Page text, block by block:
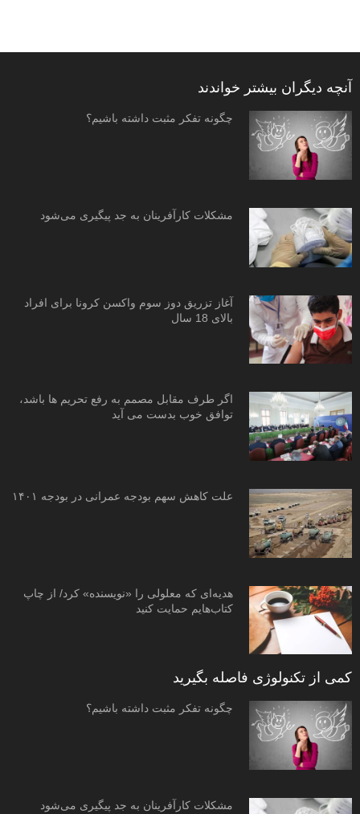
آنچه دیگران بیشتر خواندند
چگونه تفکر مثبت داشته باشیم؟
مشکلات کارآفرینان به جد پیگیری می‌شود
آغاز تزریق دوز سوم واکسن کرونا برای افراد
بالای 18 سال
اگر طرف مقابل مصمم به رفع تحریم ها باشد،
توافق خوب بدست می آید
علت کاهش سهم بودجه عمرانی در بودجه ۱۴۰۱
هدیه‌ای که معلولی را «نویسنده» کرد/ از چاپ
کتاب‌هایم حمایت کنید
کمی از تکنولوژی فاصله بگیرید
چگونه تفکر مثبت داشته باشیم؟
مشکلات کارآفرینان به جد پیگیری می‌شود